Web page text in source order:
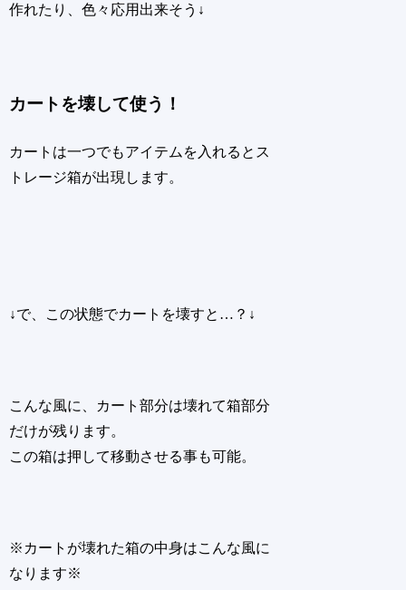
作れたり、色々応用出来そう↓
カートを壊して使う！
カートは一つでもアイテムを入れるとス
トレージ箱が出現します。
↓で、この状態でカートを壊すと…？↓
こんな風に、カート部分は壊れて箱部分
だけが残ります。
この箱は押して移動させる事も可能。
※カートが壊れた箱の中身はこんな風に
なります※